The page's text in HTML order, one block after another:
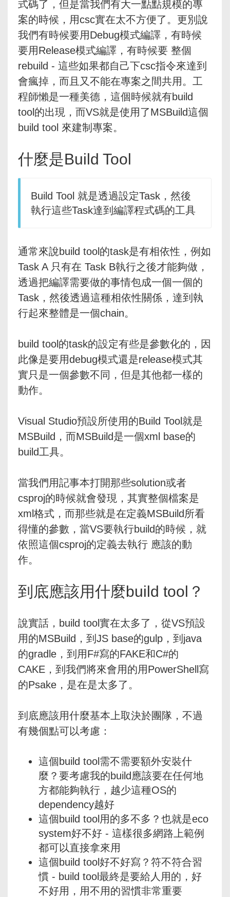
式碼了，但是當我們有大一點點規模的專
案的時候，用csc實在太不方便了。更別說
我們有時候要用Debug模式編譯，有時候
要用Release模式編譯，有時候要 整個
rebuild - 這些如果都自己下csc指令來達到
會瘋掉，而且又不能在專案之間共用。工
程師懶是一種美德，這個時候就有build
tool的出現，而VS就是使用了MSBuild這個
build tool 來建制專案。
什麼是Build Tool
Build Tool 就是透過設定Task，然後
執行這些Task達到編譯程式碼的工具
通常來說build tool的task是有相依性，例如
Task A 只有在 Task B執行之後才能夠做，
透過把編譯需要做的事情包成一個一個的
Task，然後透過這種相依性關係，達到執
行起來整體是一個chain。
build tool的task的設定有些是參數化的，因
此像是要用debug模式還是release模式其
實只是一個參數不同，但是其他都一樣的
動作。
Visual Studio預設所使用的Build Tool就是
MSBuild，而MSBuild是一個xml base的
build工具。
當我們用記事本打開那些solution或者
csproj的時候就會發現，其實整個檔案是
xml格式，而那些就是在定義MSBuild所看
得懂的參數，當VS要執行build的時候，就
依照這個csproj的定義去執行 應該的動
作。
到底應該用什麼build tool？
說實話，build tool實在太多了，從VS預設
用的MSBuild，到JS base的gulp，到java
的gradle，到用F#寫的FAKE和C#的
CAKE，到我們將來會用的用PowerShell寫
的Psake，是在是太多了。
到底應該用什麼基本上取決於團隊，不過
有幾個點可以考慮：
這個build tool需不需要額外安裝什
麼？要考慮我的build應該要在任何地
方都能夠執行，越少這種OS的
dependency越好
這個build tool用的多不多？也就是eco
system好不好 - 這樣很多網路上範例
都可以直接拿來用
這個build tool好不好寫？符不符合習
慣 - build tool最終是要給人用的，好
不好用，用不用的習慣非常重要